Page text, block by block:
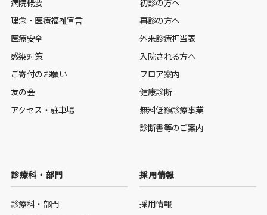
病院概要
理念・医療福祉宣言
医療安全
感染対策
ご寄付のお願い
友の会
アクセス・駐車場
初診の方へ
再診の方へ
外来診療担当表
入院される方へ
フロア案内
健康診断
無料低額診療事業
診断書等のご案内
診療科・部門
診療科・部門
採用情報
採用情報